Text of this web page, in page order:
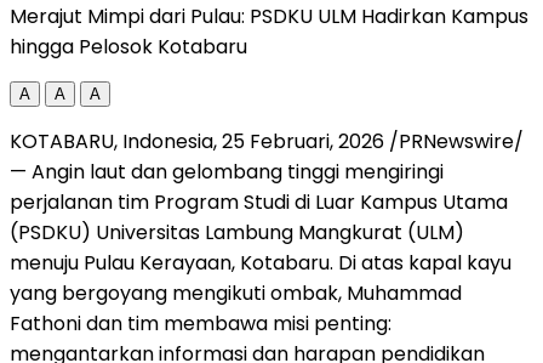
Merajut Mimpi dari Pulau: PSDKU ULM Hadirkan Kampus
hingga Pelosok Kotabaru
A A A
KOTABARU, Indonesia, 25 Februari, 2026 /PRNewswire/
— Angin laut dan gelombang tinggi mengiringi
perjalanan tim Program Studi di Luar Kampus Utama
(PSDKU) Universitas Lambung Mangkurat (ULM)
menuju Pulau Kerayaan, Kotabaru. Di atas kapal kayu
yang bergoyang mengikuti ombak, Muhammad
Fathoni dan tim membawa misi penting:
mengantarkan informasi dan harapan pendidikan